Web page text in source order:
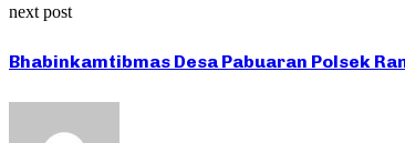
next post
Bhabinkamtibmas Desa Pabuaran Polsek